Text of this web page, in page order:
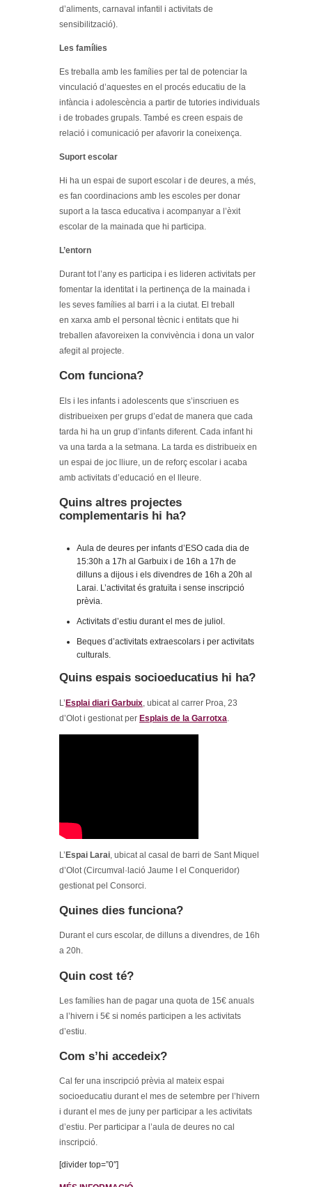
d’aliments, carnaval infantil i activitats de
sensibilització).
Les famílies
Es treballa amb les famílies per tal de potenciar la
vinculació d’aquestes en el procés educatiu de la
infància i adolescència a partir de tutories individuals
i de trobades grupals. També es creen espais de
relació i comunicació per afavorir la coneixença.
Suport escolar
Hi ha un espai de suport escolar i de deures, a més,
es fan coordinacions amb les escoles per donar
suport a la tasca educativa i acompanyar a l’èxit
escolar de la mainada que hi participa.
L’entorn
Durant tot l’any es participa i es lideren activitats per
fomentar la identitat i la pertinença de la mainada i
les seves famílies al barri i a la ciutat. El treball
en xarxa amb el personal tècnic i entitats que hi
treballen afavoreixen la convivència i dona un valor
afegit al projecte.
Com funciona?
Els i les infants i adolescents que s’inscriuen es
distribueixen per grups d’edat de manera que cada
tarda hi ha un grup d’infants diferent. Cada infant hi
va una tarda a la setmana. La tarda es distribueix en
un espai de joc lliure, un de reforç escolar i acaba
amb activitats d’educació en el lleure.
Quins altres projectes
complementaris hi ha?
Aula de deures per infants d’ESO cada dia de
15:30h a 17h al Garbuix i de 16h a 17h de
dilluns a dijous i els divendres de 16h a 20h al
Larai. L’activitat és gratuïta i sense inscripció
prèvia.
Activitats d’estiu durant el mes de juliol.
Beques d’activitats extraescolars i per activitats
culturals.
Quins espais socioeducatius hi ha?
L’Esplai diari Garbuix , ubicat al carrer Proa, 23
d’Olot i gestionat per Esplais de la Garrotxa
L’Espai Larai , ubicat al casal de barri de Sant Miquel
d’Olot (Circumval·lació Jaume I el Conqueridor)
gestionat pel Consorci.
Quines dies funciona?
Durant el curs escolar, de dilluns a divendres, de 16h
a 20h.
Quin cost té?
Les famílies han de pagar una quota de 15€ anuals
a l’hivern i 5€ si només participen a les activitats
d’estiu.
Com s’hi accedeix?
Cal fer una inscripció prèvia al mateix espai
socioeducatiu durant el mes de setembre per l’hivern
i durant el mes de juny per participar a les activitats
d’estiu. Per participar a l’aula de deures no cal
inscripció.
[divider top=”0″]